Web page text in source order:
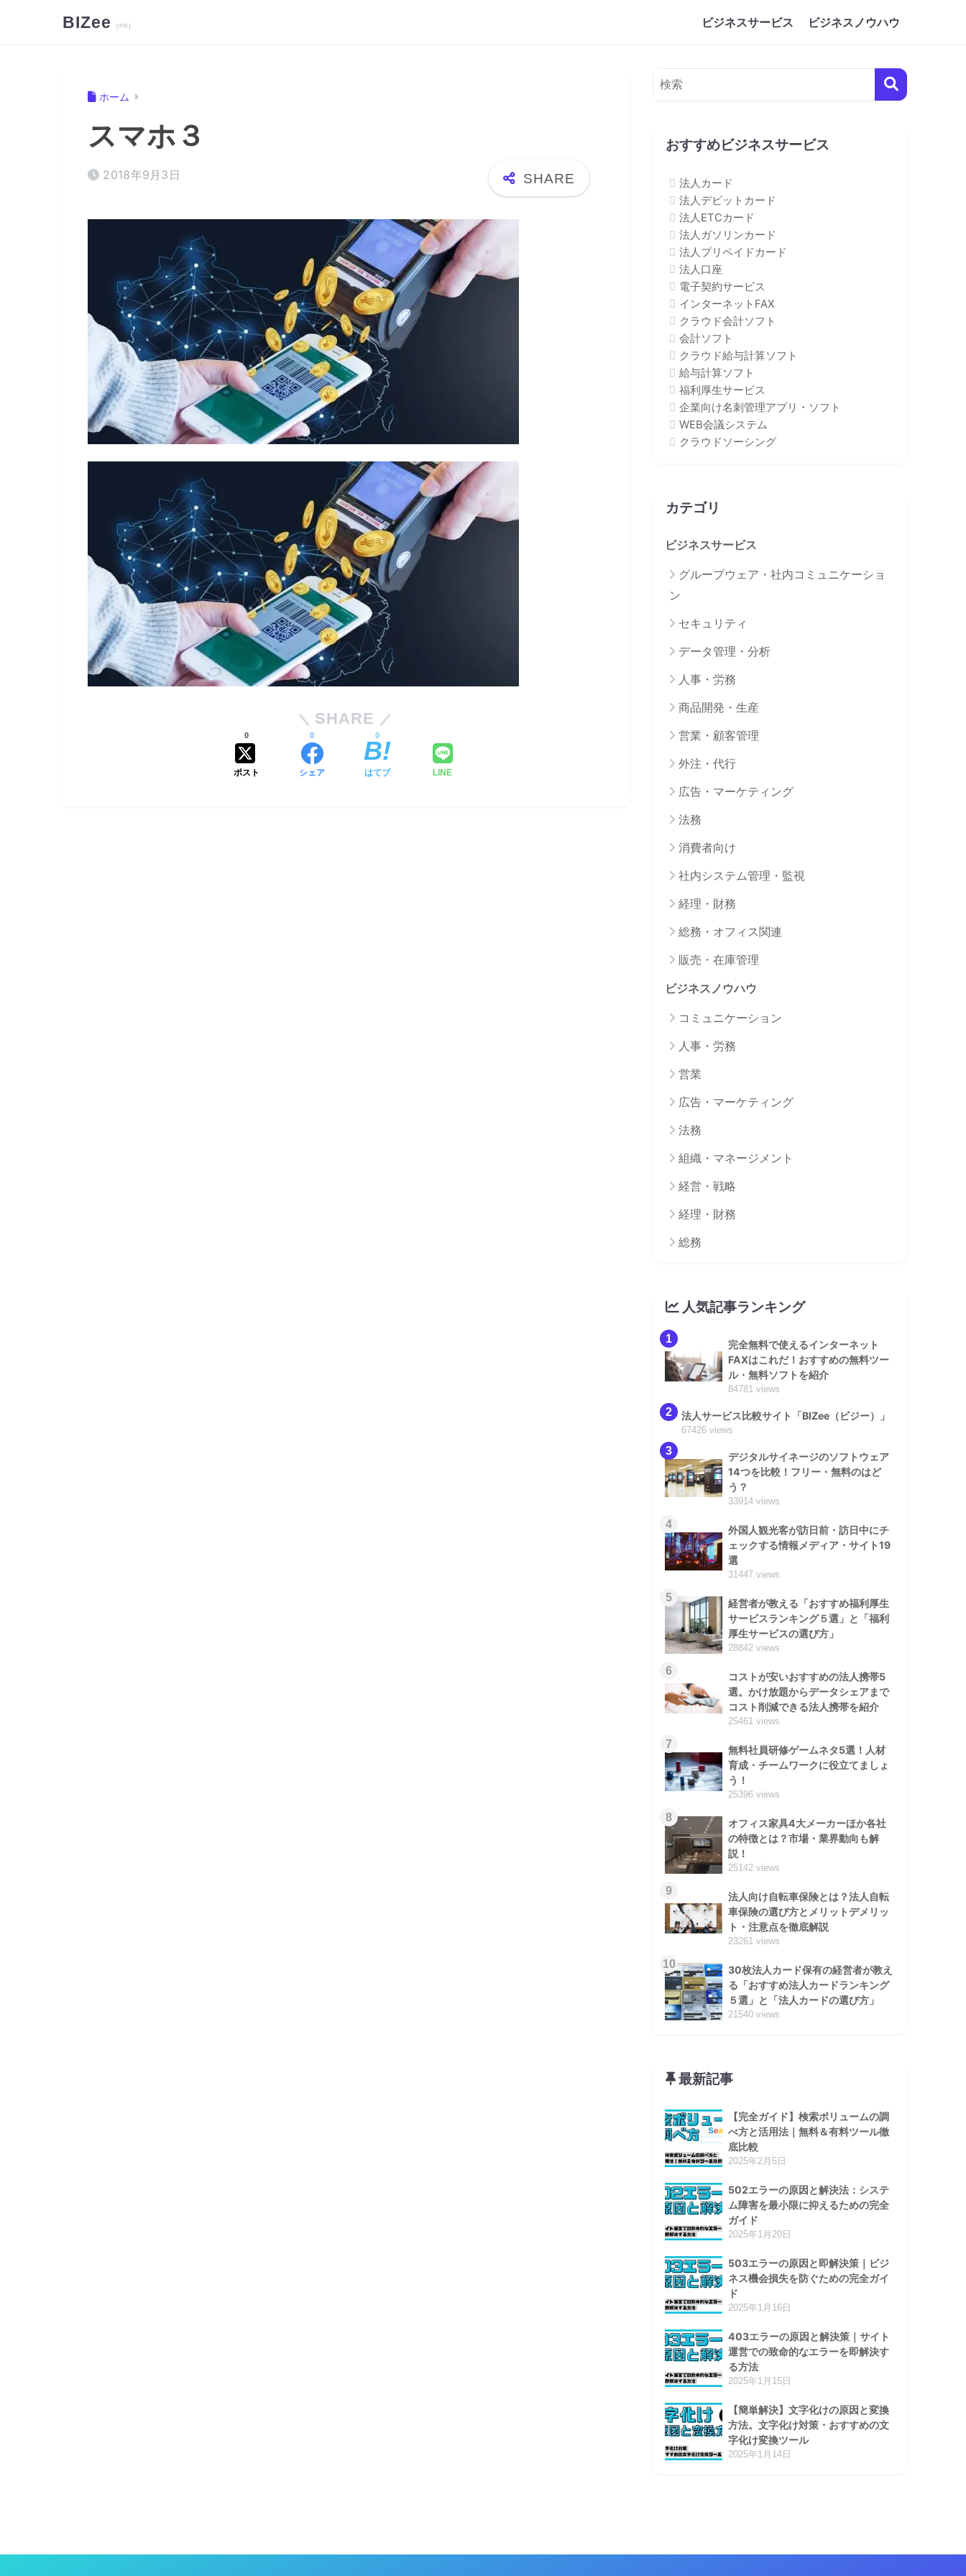
BIZee ビジネスサービス ビジネスノウハウ
ホーム
スマホ３
2018年9月3日
SHARE
ポスト
0
シェア
0
はてブ
0
LINE
おすすめビジネスサービス
法人カード
法人デビットカード
法人ETCカード
法人ガソリンカード
法人プリペイドカード
法人口座
電子契約サービス
インターネットFAX
クラウド会計ソフト
会計ソフト
クラウド給与計算ソフト
給与計算ソフト
福利厚生サービス
企業向け名刺管理アプリ・ソフト
WEB会議システム
クラウドソーシング
カテゴリ
ビジネスサービス
グループウェア・社内コミュニケーショ
ン
セキュリティ
データ管理・分析
人事・労務
商品開発・生産
営業・顧客管理
外注・代行
広告・マーケティング
法務
消費者向け
社内システム管理・監視
経理・財務
総務・オフィス関連
販売・在庫管理
ビジネスノウハウ
コミュニケーション
人事・労務
営業
広告・マーケティング
法務
組織・マネージメント
経営・戦略
経理・財務
総務
人気記事ランキング
1
完全無料で使えるインターネット
FAXはこれだ！おすすめの無料ツー
ル・無料ソフトを紹介
84781 views
2 法人サービス比較サイト「BIZee（ビジー）」
67426 views
3
デジタルサイネージのソフトウェア
14つを比較！フリー・無料のはど
う？
33914 views
4
外国人観光客が訪日前・訪日中にチ
ェックする情報メディア・サイト19
選
31447 views
5
経営者が教える「おすすめ福利厚生
サービスランキング５選」と「福利
厚生サービスの選び方」
28842 views
6
コストが安いおすすめの法人携帯5
選。かけ放題からデータシェアまで
コスト削減できる法人携帯を紹介
25461 views
7
無料社員研修ゲームネタ5選！人材
育成・チームワークに役立てましょ
う！
25396 views
8
オフィス家具4大メーカーほか各社
の特徴とは？市場・業界動向も解
説！
25142 views
9
法人向け自転車保険とは？法人自転
車保険の選び方とメリットデメリッ
ト・注意点を徹底解説
23261 views
10
30枚法人カード保有の経営者が教え
る「おすすめ法人カードランキング
５選」と「法人カードの選び方」
21540 views
最新記事
【完全ガイド】検索ボリュームの調
べ方と活用法｜無料＆有料ツール徹
底比較
2025年2月5日
502エラーの原因と解決法：システ
ム障害を最小限に抑えるための完全
ガイド
2025年1月20日
503エラーの原因と即解決策｜ビジ
ネス機会損失を防ぐための完全ガイ
ド
2025年1月16日
403エラーの原因と解決策｜サイト
運営での致命的なエラーを即解決す
る方法
2025年1月15日
【簡単解決】文字化けの原因と変換
方法。文字化け対策・おすすめの文
字化け変換ツール
2025年1月14日